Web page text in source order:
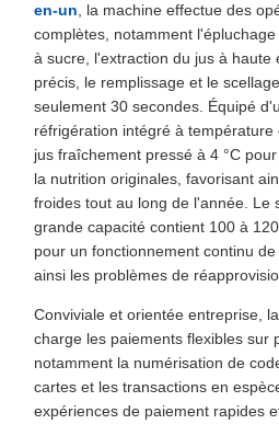
en-un , la machine effectue des
complètes, notamment
à sucre, l'extraction du jus à haute
précis, le remplissage et le
seulement 30 secondes. Équipé
réfrigération intégré à
jus fraîchement pressé à 4 °C
la nutrition originales, favorisant
froides tout au long de l'année. Le
grande capacité contient 100 à
pour un fonctionnement continu
ainsi les problèmes de
Conviviale et orientée entreprise,
charge les paiements flexibles sur
notamment la numérisation de
cartes et les transactions en
expériences de paiement rapides